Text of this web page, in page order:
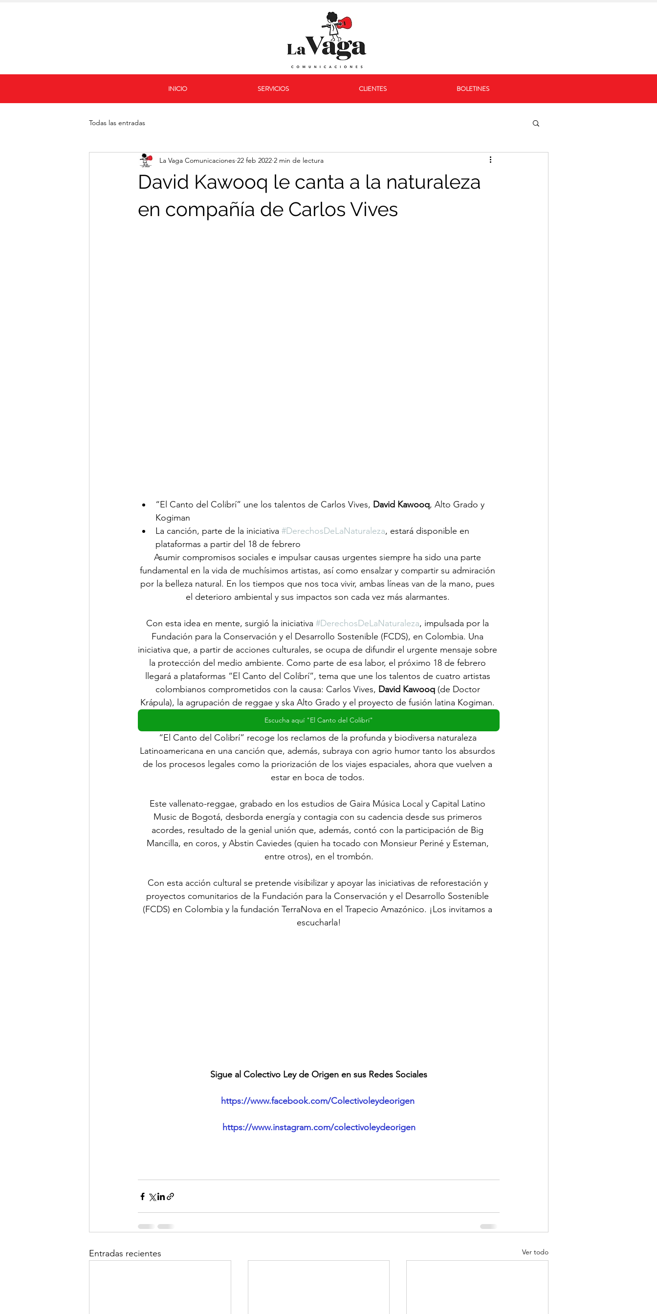
INICIO SERVICIOS CLIENTES BOLETINES
Todas las entradas
David Kawooq le canta a la naturaleza
en compañía de Carlos Vives
La Vaga Comunicaciones 22 feb 2022 2 min de lectura
“El Canto del Colibrí” une los talentos de Carlos Vives, David Kawooq, Alto Grado y
Kogiman
La canción, parte de la iniciativa #DerechosDeLaNaturaleza, estará disponible en
plataformas a partir del 18 de febrero
Asumir compromisos sociales e impulsar causas urgentes siempre ha sido una parte
fundamental en la vida de muchísimos artistas, así como ensalzar y compartir su admiración
por la belleza natural. En los tiempos que nos toca vivir, ambas líneas van de la mano, pues
el deterioro ambiental y sus impactos son cada vez más alarmantes.
Con esta idea en mente, surgió la iniciativa #DerechosDeLaNaturaleza, impulsada por la
Fundación para la Conservación y el Desarrollo Sostenible (FCDS), en Colombia. Una
iniciativa que, a partir de acciones culturales, se ocupa de difundir el urgente mensaje sobre
la protección del medio ambiente. Como parte de esa labor, el próximo 18 de febrero
llegará a plataformas “El Canto del Colibrí”, tema que une los talentos de cuatro artistas
colombianos comprometidos con la causa: Carlos Vives, David Kawooq (de Doctor
Krápula), la agrupación de reggae y ska Alto Grado y el proyecto de fusión latina Kogiman.
Escucha aquí "El Canto del Colibrí"
“El Canto del Colibrí” recoge los reclamos de la profunda y biodiversa naturaleza
Latinoamericana en una canción que, además, subraya con agrio humor tanto los absurdos
de los procesos legales como la priorización de los viajes espaciales, ahora que vuelven a
estar en boca de todos.
Este vallenato-reggae, grabado en los estudios de Gaira Música Local y Capital Latino
Music de Bogotá, desborda energía y contagia con su cadencia desde sus primeros
acordes, resultado de la genial unión que, además, contó con la participación de Big
Mancilla, en coros, y Abstin Caviedes (quien ha tocado con Monsieur Periné y Esteman,
entre otros), en el trombón.
Con esta acción cultural se pretende visibilizar y apoyar las iniciativas de reforestación y
proyectos comunitarios de la Fundación para la Conservación y el Desarrollo Sostenible
(FCDS) en Colombia y la fundación TerraNova en el Trapecio Amazónico. ¡Los invitamos a
escucharla!
Sigue al Colectivo Ley de Origen en sus Redes Sociales
https://www.facebook.com/Colectivoleydeorigen
https://www.instagram.com/colectivoleydeorigen
Entradas recientes Ver todo